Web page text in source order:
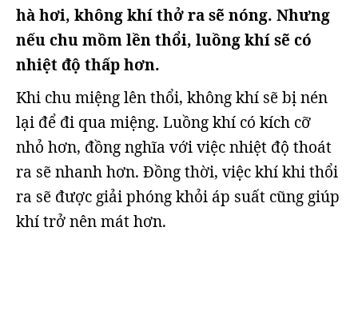
hà hơi, không khí thở ra sẽ nóng. Nhưng
nếu chu mồm lền thổi, luồng khí sẽ có
nhiệt độ thấp hơn.
Khi chu miệng lên thổi, không khí sẽ bị nén
lại để đi qua miệng. Luồng khí có kích cỡ
nhỏ hơn, đồng nghĩa với việc nhiệt độ thoát
ra sẽ nhanh hơn. Đồng thời, việc khí khi thổi
ra sẽ được giải phóng khỏi áp suất cũng giúp
khí trở nên mát hơn.